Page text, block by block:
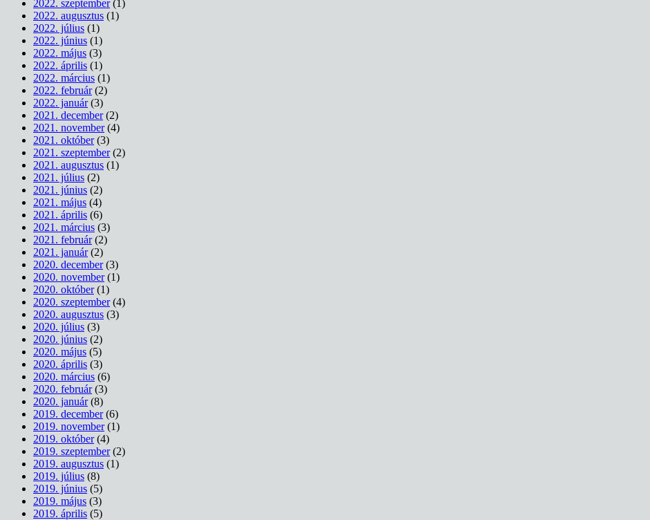
2022. szeptember(1)
2022. augusztus (1)
2022. július (1)
2022. június (1)
2022. május (3)
2022. április (1)
2022. március (1)
2022. február(2)
2022. január(3)
2021. december(2)
2021. november(4)
2021. október(3)
2021. szeptember(2)
2021. augusztus (1)
2021. július (2)
2021. június (2)
2021. május (4)
2021. április (6)
2021. március (3)
2021. február(2)
2021. január(2)
2020. december(3)
2020. november(1)
2020. október(1)
2020. szeptember(4)
2020. augusztus (3)
2020. július (3)
2020. június (2)
2020. május (5)
2020. április (3)
2020. március (6)
2020. február(3)
2020. január(8)
2019. december(6)
2019. november(1)
2019. október(4)
2019. szeptember(2)
2019. augusztus (1)
2019. július (8)
2019. június (5)
2019. május (3)
2019. április (5)